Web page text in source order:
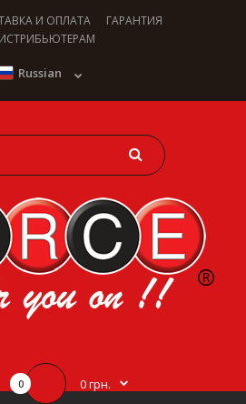
И ОПЛАТА
ГАРАНТИЯ
Russian
0 0 грн.